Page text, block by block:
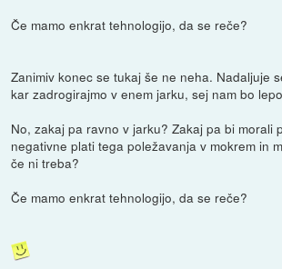
Če mamo enkrat tehnologijo, da se reče?
Zanimiv konec se tukaj še ne neha. Nadaljuje
kar zadrogirajmo v enem jarku, sej nam bo
No, zakaj pa ravno v jarku? Zakaj pa bi morali
negativne plati tega poležavanja v mokrem in
če ni treba?
Če mamo enkrat tehnologijo, da se reče?